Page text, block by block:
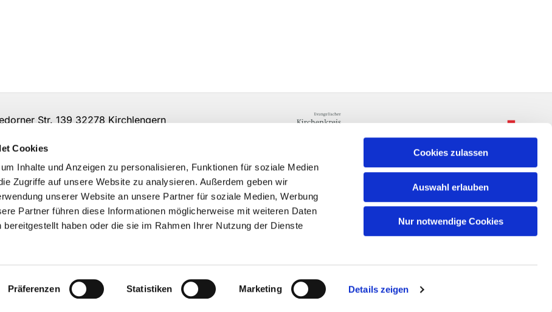
Cookies
Inhalte und Anzeigen zu personalisieren, Funktionen für soziale Medien
Zugriffe auf unsere Website zu analysieren. Außerdem geben wir
unserer Website an unsere Partner für soziale Medien, Werbung
Partner führen diese Informationen möglicherweise mit weiteren Daten
haben oder die sie im Rahmen Ihrer Nutzung der Dienste
Präferenzen Statistiken Marketing Details zeigen
Cookies zulassen
Auswahl erlauben
Nur notwendige Cookies
Str. 139 32278 Kirchlengern